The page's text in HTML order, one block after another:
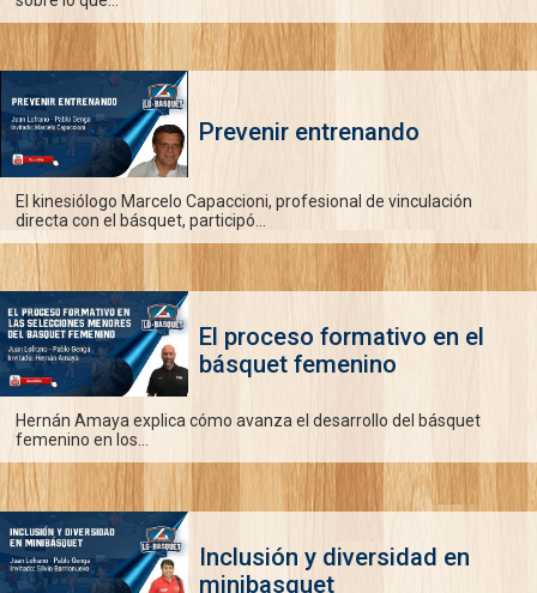
Prevenir entrenando
El kinesiólogo Marcelo Capaccioni, profesional de vinculación
directa con el básquet, participó...
El proceso formativo en el
básquet femenino
Hernán Amaya explica cómo avanza el desarrollo del básquet
femenino en los...
Inclusión y diversidad en
minibasquet